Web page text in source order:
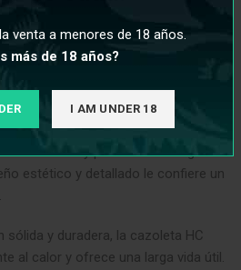
venta a menores de 18 años.
más de 18 años?
I AM UNDER 18
garantiza una circulación
a la generación de densas
tiene un tamaño adecuado para
de tabaco y permitir una carga
estético y detallado le confiere un
y duradera, la cazoleta HC
al calor y ofrece una larga vida útil.